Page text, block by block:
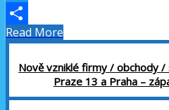
Twitter
Share
Read More
Nově vzniklé firmy / obchody /
Praze 13 a Praha –